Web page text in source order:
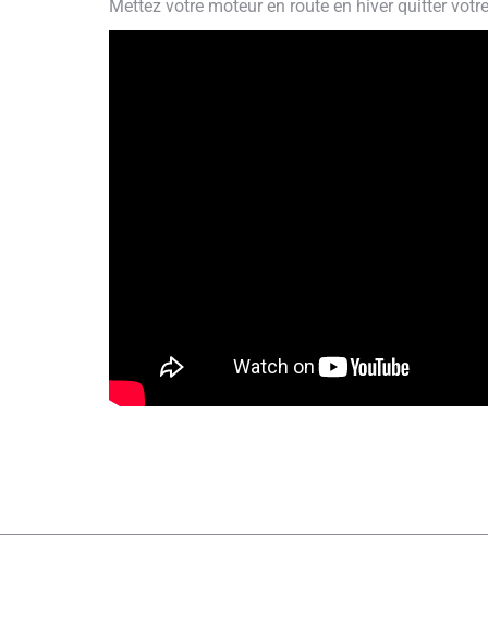
Mettez votre moteur en route en hiver quitter